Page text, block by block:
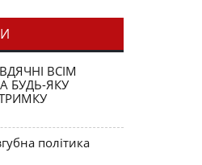
ВСІМ
БУДЬ-ЯКУ
політика